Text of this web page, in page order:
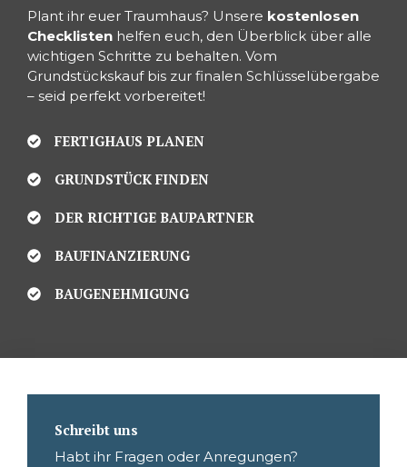
Plant ihr euer Traumhaus? Unsere kostenlosen
Checklisten helfen euch, den Überblick über alle
wichtigen Schritte zu behalten. Vom
Grundstückskauf bis zur finalen Schlüsselübergabe
– seid perfekt vorbereitet!
FERTIGHAUS PLANEN
GRUNDSTÜCK FINDEN
DER RICHTIGE BAUPARTNER
BAUFINANZIERUNG
BAUGENEHMIGUNG
Schreibt uns
Habt ihr Fragen oder Anregungen?